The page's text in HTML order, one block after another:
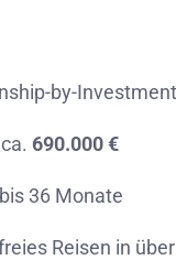
by-
ca. 690.000 €
bis 36 Monate
Reisen in über